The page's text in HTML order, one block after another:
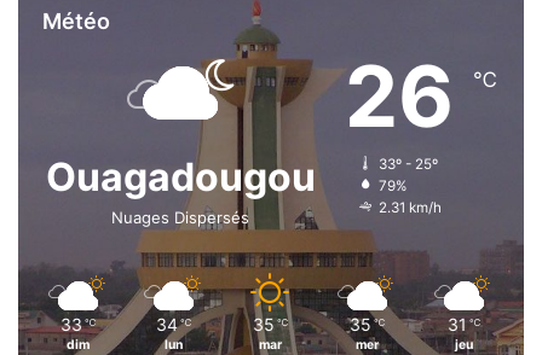
Météo
Ouagadougou
Nuages Dispersés
26 ℃
33º - 25º
79%
2.31 km/h
33 ℃
dim
34 ℃
lun
35 ℃
mar
35 ℃
mer
31 ℃
jeu